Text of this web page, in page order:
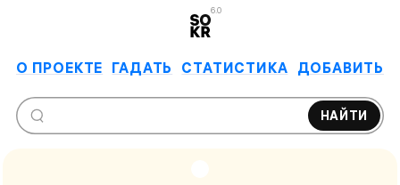
6.0
О ПРОЕКТЕ ГАДАТЬ СТАТИСТИКА ДОБАВИТЬ
НАЙТИ